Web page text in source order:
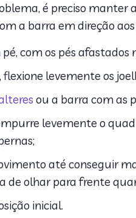
é preciso
a barra em direção aos
com os pés
flexione levemente os
ou a barra com as
levemente o
até conseguir
de olhar para frente
inicial.